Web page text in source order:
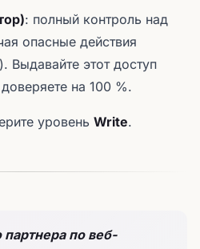
: полный контроль над
опасные действия
Выдавайте этот доступ
на 100 %.
уровень Write.
по веб-